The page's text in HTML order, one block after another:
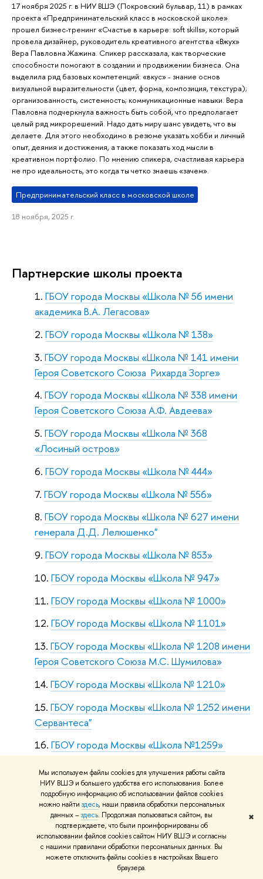
Мы используем файлы cookies для улучшения работы сайта
НИУ ВШЭ и большего удобства его использования. Более
подробную информацию об использовании файлов cookies
можно найти здесь, наши правила обработки персональных
данных –здесь. Продолжая пользоваться сайтом, вы
подтверждаете, что были проинформированы об
использовании файлов cookies сайтом НИУ ВШЭ и согласны
с нашими правилами обработки персональных данных. Вы
можете отключить файлы cookies в настройках Вашего
браузера.
✖
17 ноября 2025 г. в НИУ ВШЭ (Покровский бульвар, 11) в рамках
проекта «Предпринимательский класс в московской школе»
прошел бизнес-тренинг «Счастье в карьере: soft skills», который
провела дизайнер, руководитель креативного агентства «Вжух»
Вера Павловна Жажина. Спикер рассказала, как творческие
способности помогают в создании и продвижении бизнеса. Она
выделила ряд базовых компетенций: «вкус» - знание основ
визуальной выразительности (цвет, форма, композиция, текстура);
организованность, системность; коммуникационные навыки. Вера
Павловна подчеркнула важность быть собой, что предполагает
целый ряд микрорешений. Надо дать миру шанс увидеть, что вы
делаете. Для этого необходимо в резюме указать хобби и личный
опыт, деяния и достижения, а также показать ход мысли в
креативном портфолио. По мнению спикера, счастливая карьера
не про идеальность, это когда ты четко знаешь «зачем».
Предпринимательский класс в московской школе
18 ноября, 2025 г.
Партнерские школы проекта
ГБОУ города Москвы «Школа № 56 имени
академика В.А. Легасова»
ГБОУ города Москвы «Школа № 138»
ГБОУ города Москвы «Школа № 141 имени
Героя Советского Союза Рихарда Зорге»
ГБОУ города Москвы «Школа № 338 имени
Героя Советского Союза А.Ф. Авдеева»
ГБОУ города Москвы «Школа № 368
«Лосиный остров»
ГБОУ города Москвы «Школа № 444»
ГБОУ города Москвы «Школа № 556»
ГБОУ города Москвы «Школа № 627 имени
генерала Д.Д. Лелюшенко"
ГБОУ города Москвы «Школа № 853»
ГБОУ города Москвы «Школа № 947»
ГБОУ города Москвы «Школа № 1000»
ГБОУ города Москвы «Школа № 1101»
ГБОУ города Москвы «Школа № 1208 имени
Героя Советского Союза М.С. Шумилова»
ГБОУ города Москвы «Школа № 1210»
ГБОУ города Москвы «Школа № 1252 имени
Сервантеса"
ГБОУ города Москвы «Школа №1259»
ГБОУ города Москвы «Школа № 1279
«Эврика»
ГБОУ города Москвы «Школа № 1286»
ГБОУ города Москвы «Школа № 1298
«Профиль Куркино»
ГБОУ города Москвы «Школа № 1302»